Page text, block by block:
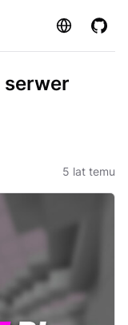
Strona
5 lat temu